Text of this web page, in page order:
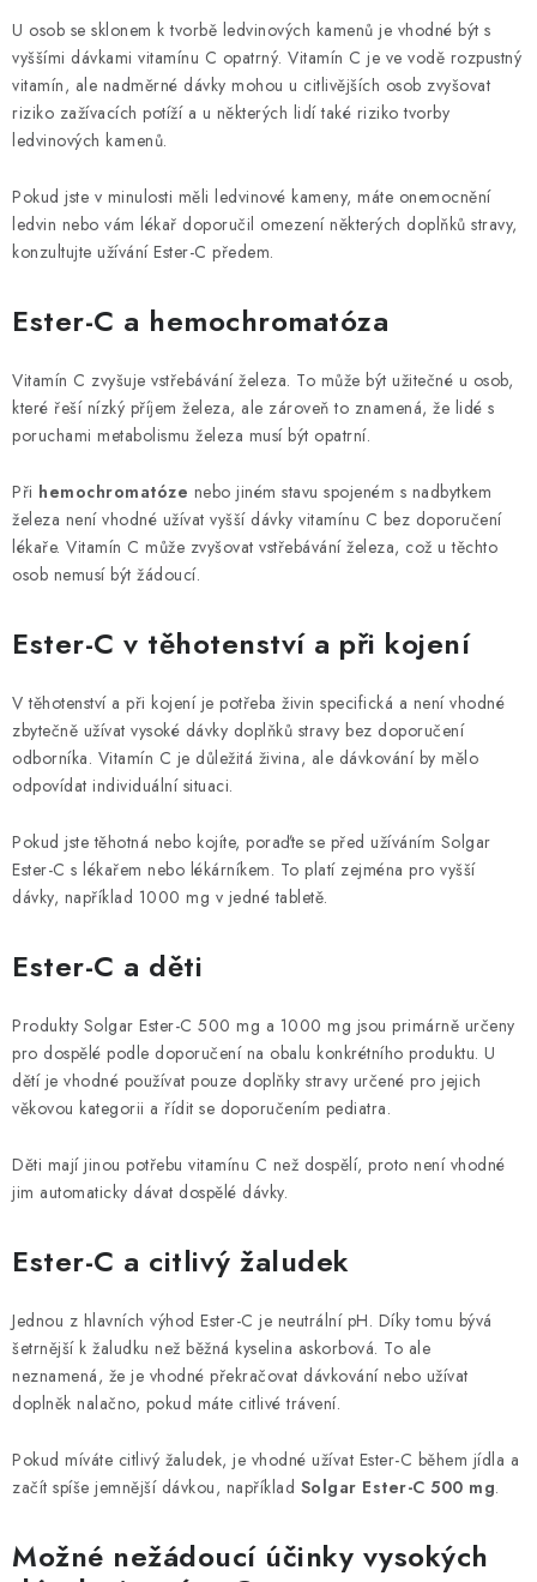
U osob se sklonem k tvorbě ledvinových kamenů je vhodné být s
vyššími dávkami vitamínu C opatrný. Vitamín C je ve vodě rozpustný
vitamín, ale nadměrné dávky mohou u citlivějších osob zvyšovat
riziko zažívacích potíží a u některých lidí také riziko tvorby
ledvinových kamenů.
Pokud jste v minulosti měli ledvinové kameny, máte onemocnění
ledvin nebo vám lékař doporučil omezení některých doplňků stravy,
konzultujte užívání Ester-C předem.
Ester-C a hemochromatóza
Vitamín C zvyšuje vstřebávání železa. To může být užitečné u osob,
které řeší nízký příjem železa, ale zároveň to znamená, že lidé s
poruchami metabolismu železa musí být opatrní.
Při hemochromatóze nebo jiném stavu spojeném s nadbytkem
železa není vhodné užívat vyšší dávky vitamínu C bez doporučení
lékaře. Vitamín C může zvyšovat vstřebávání železa, což u těchto
osob nemusí být žádoucí.
Ester-C v těhotenství a při kojení
V těhotenství a při kojení je potřeba živin specifická a není vhodné
zbytečně užívat vysoké dávky doplňků stravy bez doporučení
odborníka. Vitamín C je důležitá živina, ale dávkování by mělo
odpovídat individuální situaci.
Pokud jste těhotná nebo kojíte, poraďte se před užíváním Solgar
Ester-C s lékařem nebo lékárníkem. To platí zejména pro vyšší
dávky, například 1000 mg v jedné tabletě.
Ester-C a děti
Produkty Solgar Ester-C 500 mg a 1000 mg jsou primárně určeny
pro dospělé podle doporučení na obalu konkrétního produktu. U
dětí je vhodné používat pouze doplňky stravy určené pro jejich
věkovou kategorii a řídit se doporučením pediatra.
Děti mají jinou potřebu vitamínu C než dospělí, proto není vhodné
jim automaticky dávat dospělé dávky.
Ester-C a citlivý žaludek
Jednou z hlavních výhod Ester-C je neutrální pH. Díky tomu bývá
šetrnější k žaludku než běžná kyselina askorbová. To ale
neznamená, že je vhodné překračovat dávkování nebo užívat
doplněk nalačno, pokud máte citlivé trávení.
Pokud míváte citlivý žaludek, je vhodné užívat Ester-C během jídla a
začít spíše jemnější dávkou, například Solgar Ester-C 500 mg.
Možné nežádoucí účinky vysokých